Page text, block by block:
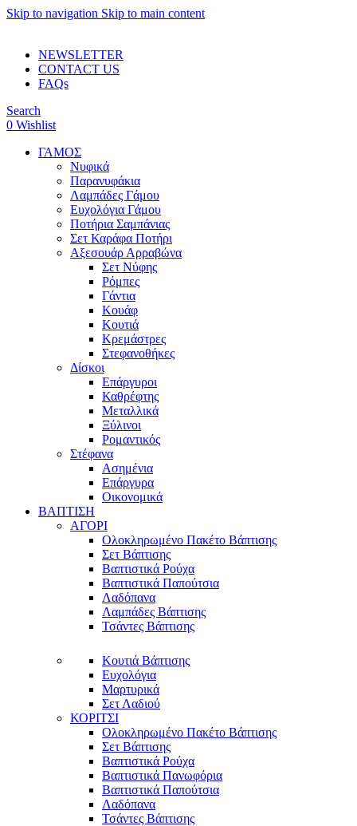
Skip to navigation Skip to main content
NEWSLETTER
CONTACT US
FAQs
Search
0 Wishlist
ΓΑΜΟΣ
Νυφικά
Παρανυφάκια
Λαμπάδες Γάμου
Ευχολόγια Γάμου
Ποτήρια Σαμπάνιας
Σετ Καράφα Ποτήρι
Αξεσουάρ Αρραβώνα
Σετ Νύφης
Ρόμπες
Γάντια
Κουάφ
Κουτιά
Κρεμάστρες
Στεφανοθήκες
Δίσκοι
Επάργυροι
Καθρέφτης
Μεταλλικά
Ξύλινοι
Ρομαντικός
Στέφανα
Ασημένια
Επάργυρα
Οικονομικά
ΒΑΠΤΙΣΗ
ΑΓΟΡΙ
Ολοκληρωμένο Πακέτο Βάπτισης
Σετ Βάπτισης
Βαπτιστικά Ρούχα
Βαπτιστικά Παπούτσια
Λαδόπανα
Λαμπάδες Βάπτισης
Τσάντες Βάπτισης
Κουτιά Βάπτισης
Ευχολόγια
Μαρτυρικά
Σετ Λαδιού
ΚΟΡΙΤΣΙ
Ολοκληρωμένο Πακέτο Βάπτισης
Σετ Βάπτισης
Βαπτιστικά Ρούχα
Βαπτιστικά Πανωφόρια
Βαπτιστικά Παπούτσια
Λαδόπανα
Τσάντες Βάπτισης